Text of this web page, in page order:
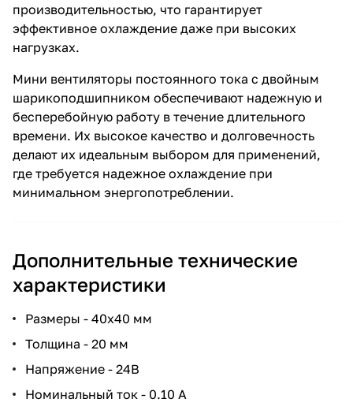
производительностью, что гарантирует
эффективное охлаждение даже при высоких
нагрузках.
Мини вентиляторы постоянного тока с двойным
шарикоподшипником обеспечивают надежную и
бесперебойную работу в течение длительного
времени. Их высокое качество и долговечность
делают их идеальным выбором для применений,
где требуется надежное охлаждение при
минимальном энергопотреблении.
Дополнительные технические
характеристики
Размеры - 40х40 мм
Толщина - 20 мм
Напряжение - 24В
Номинальный ток - 0.10 А